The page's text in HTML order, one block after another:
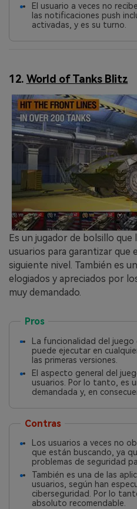
El usuario a veces no
las notificaciones push
activadas, y es su turno.
12. World of Tanks Blitz
Es un jugador de bolsillo
usuarios para garantizar que
siguiente nivel. También es
elogiados y apreciados por
muy demandado.
Pros
La funcionalidad del
puede ejecutar en
las primeras versiones.
El aspecto general del
usuarios. Por lo tanto, es
demandada y, en
Contras
Los usuarios a veces no
que están buscando, ya
problemas de seguridad
También es una de las
usuarios, según han
ciberseguridad. Por lo
absoluto recomendable.